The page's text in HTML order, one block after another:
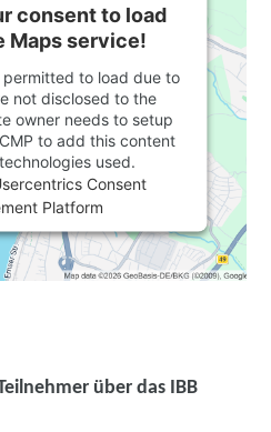
consent to load
Maps service!
to load due to
not disclosed to the
owner needs to setup
to add this content
used.
Consent
Platform
über das IBB